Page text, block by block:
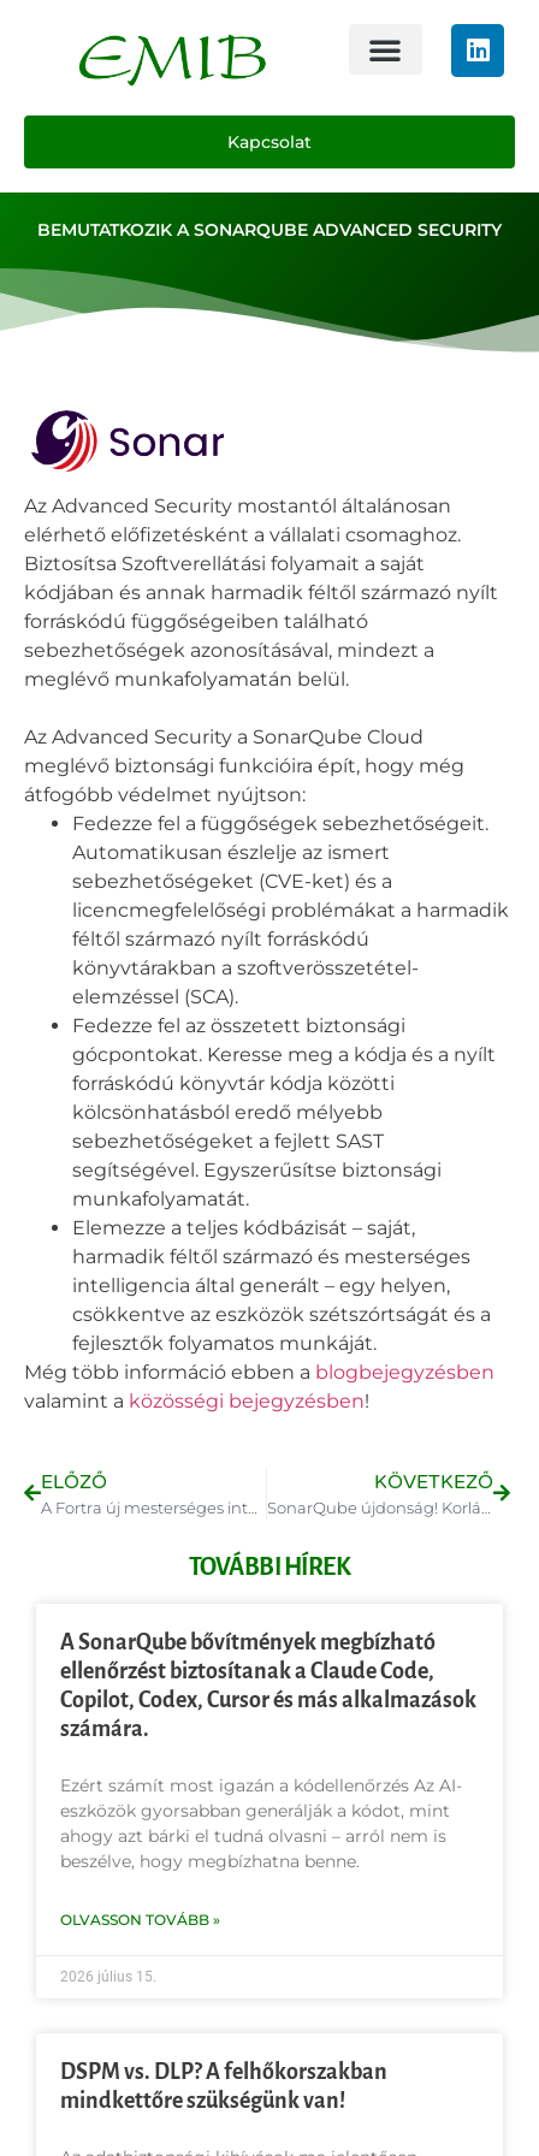
Kapcsolat
BEMUTATKOZIK A SONARQUBE ADVANCED SECURITY
Az Advanced Security mostantól általánosan
elérhető előfizetésként a vállalati csomaghoz.
Biztosítsa Szoftverellátási folyamait a saját
kódjában és annak harmadik féltől származó nyílt
forráskódú függőségeiben található
sebezhetőségek azonosításával, mindezt a
meglévő munkafolyamatán belül.
Az Advanced Security a SonarQube Cloud
meglévő biztonsági funkcióira épít, hogy még
átfogóbb védelmet nyújtson:
Fedezze fel a függőségek sebezhetőségeit.
Automatikusan észlelje az ismert
sebezhetőségeket (CVE-ket) és a
licencmegfelelőségi problémákat a harmadik
féltől származó nyílt forráskódú
könyvtárakban a szoftverösszetétel-
elemzéssel (SCA).
Fedezze fel az összetett biztonsági
gócpontokat. Keresse meg a kódja és a nyílt
forráskódú könyvtár kódja közötti
kölcsönhatásból eredő mélyebb
sebezhetőségeket a fejlett SAST
segítségével. Egyszerűsítse biztonsági
munkafolyamatát.
Elemezze a teljes kódbázisát – saját,
harmadik féltől származó és mesterséges
intelligencia által generált – egy helyen,
csökkentve az eszközök szétszórtságát és a
fejlesztők folyamatos munkáját.
Még több információ ebben a blogbejegyzésben
valamint a közösségi bejegyzésben!
ELŐZŐ
A Fortra új mesterséges intelligencia modelleket, fenyegetésvadászatot és intelligencia funkciókat dob piacra a felhőalapú e-mail-védelemhez
KÖVETKEZŐ
SonarQube újdonság! Korlátozott hatókörű szervezeti tokenek érhetők el Team és Enterprise felhasználóknak
TOVÁBBI HÍREK
A SonarQube bővítmények megbízható
ellenőrzést biztosítanak a Claude Code,
Copilot, Codex, Cursor és más alkalmazások
számára.
Ezért számít most igazán a kódellenőrzés Az AI-
eszközök gyorsabban generálják a kódot, mint
ahogy azt bárki el tudná olvasni – arról nem is
beszélve, hogy megbízhatna benne.
OLVASSON TOVÁBB »
2026 július 15.
DSPM vs. DLP? A felhőkorszakban
mindkettőre szükségünk van!